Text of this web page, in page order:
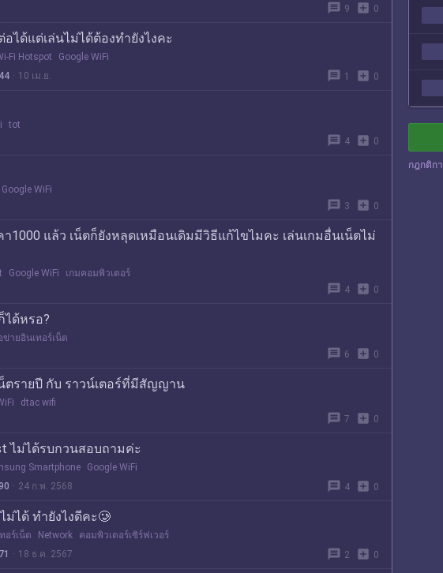
message 9 add_box 0
อได้แต่เล่นไม่ได้ต้องทำยังไงคะ
Fi Hotspot
Google WiFi
10 เม.ย. message 1 add_box 0
tot
message 4 add_box 0
Google WiFi
message 3 add_box 0
า1000 แล้ว เน็ตก็ยังหลุดเหมือนเดิมมีวิธีแก้ไขไมคะ เล่นเกมอื่นเน็ตไม่
Google WiFi
เกมคอมพิวเตอร์
message 4 add_box 0
ได้หรอ?
ข่ายอินเทอร์เน็ต
message 6 add_box 0
ตรายปี กับ ราวน์เตอร์ที่มีสัญญาน
dtac wifi
message 7 add_box 0
ไม่ได้รบกวนสอบถามค่ะ
Smartphone
Google WiFi
24 ก.พ. 2568 message 4 add_box 0
ม่ได้ ทำยังไงดีคะ🥲
อร์เน็ต Network
คอมพิวเตอร์เซิร์ฟเวอร์
18 ธ.ค. 2567 message 2 add_box 0
กฎกติกา